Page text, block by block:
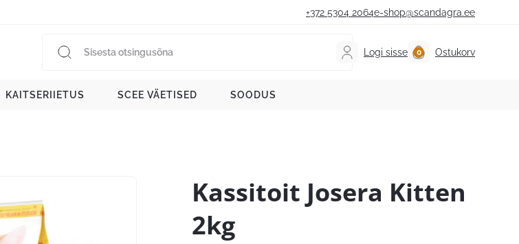
+372 5304 2064e-shop@scandagra.ee
Logi sisse Ostukorv
KAITSERIIETUS SCEE VÄETISED SOODUS
Kassitoit Josera Kitten
2kg